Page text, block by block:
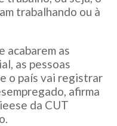
trabalhando ou à
acabarem as
as pessoas
o país vai registrar
afirma
da CUT